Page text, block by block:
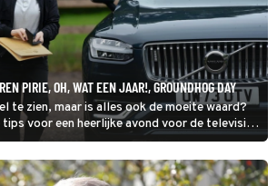
PIRIE, OH, WAT EEN JAAR!, GROUNDHOG DAY
te zien, maar is alles ook de moeite waard?
voor een heerlijke avond voor de televisie
kijktips voor zaterdag 1 augustus 2026. Toch
dan onze primetime gids voor het totale
vanavond op tv is.